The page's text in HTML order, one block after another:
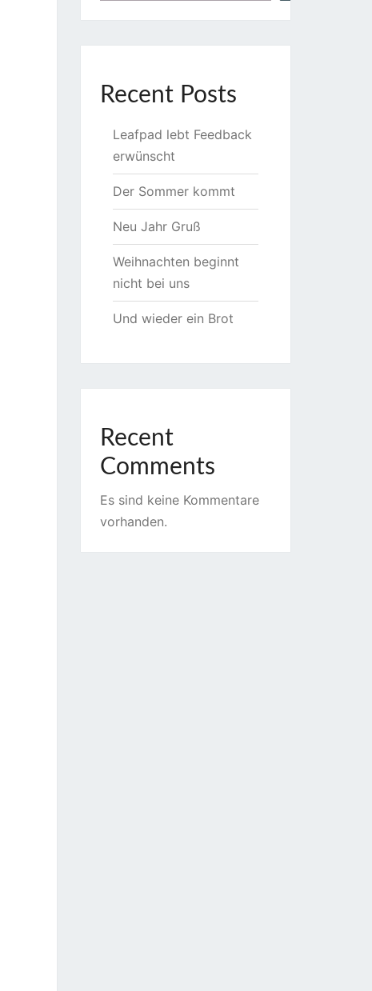
Recent Posts
Leafpad lebt Feedback
erwünscht
Der Sommer kommt
Neu Jahr Gruß
Weihnachten beginnt
nicht bei uns
Und wieder ein Brot
Recent
Comments
Es sind keine Kommentare
vorhanden.